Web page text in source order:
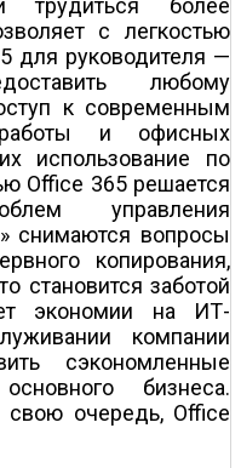
трудиться более
с легкостью
для руководителя —
любому
к современным
и офисных
использование по
Office 365 решается
управления
снимаются вопросы
копирования,
становится заботой
экономии на ИТ-
компании
сэкономленные
бизнеса.
очередь, Office